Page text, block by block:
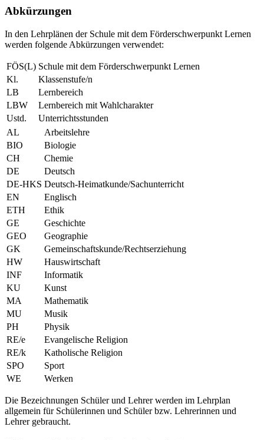
Abkürzungen
In den Lehrplänen der Schule mit dem Förderschwerpunkt Lernen
werden folgende Abkürzungen verwendet:
FÖS(L) Schule mit dem Förderschwerpunkt Lernen
Kl.
Klassenstufe/n
LB
Lernbereich
LBW
Lernbereich mit Wahlcharakter
Ustd.
Unterrichtsstunden
AL
Arbeitslehre
BIO
Biologie
CH
Chemie
DE
Deutsch
DE-HKS Deutsch-Heimatkunde/Sachunterricht
EN
Englisch
ETH
Ethik
GE
Geschichte
GEO
Geographie
GK
Gemeinschaftskunde/Rechtserziehung
HW
Hauswirtschaft
INF
Informatik
KU
Kunst
MA
Mathematik
MU
Musik
PH
Physik
RE/e
Evangelische Religion
RE/k
Katholische Religion
SPO
Sport
WE
Werken
Die Bezeichnungen Schüler und Lehrer werden im Lehrplan
allgemein für Schülerinnen und Schüler bzw. Lehrerinnen und
Lehrer gebraucht.